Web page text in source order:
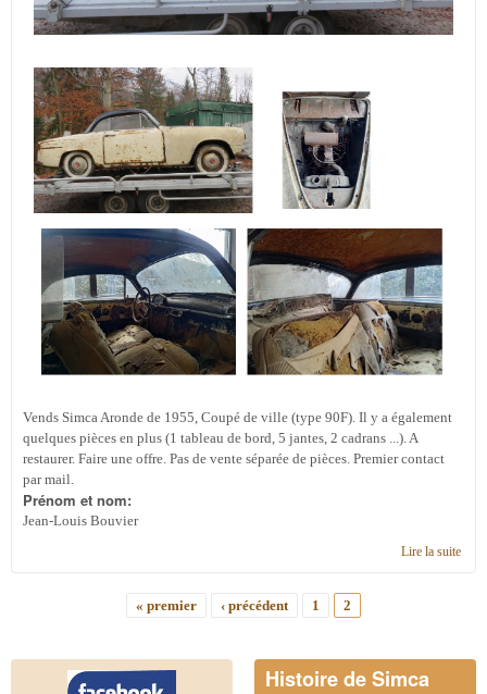
Vends Simca Aronde de 1955, Coupé de ville (type 90F). Il y a également
quelques pièces en plus (1 tableau de bord, 5 jantes, 2 cadrans ...). A
restaurer. Faire une offre. Pas de vente séparée de pièces. Premier contact
par mail.
Prénom et nom:
Jean-Louis Bouvier
Lire la suitede
« premier ‹ précédent 1 2
Histoire de Simca